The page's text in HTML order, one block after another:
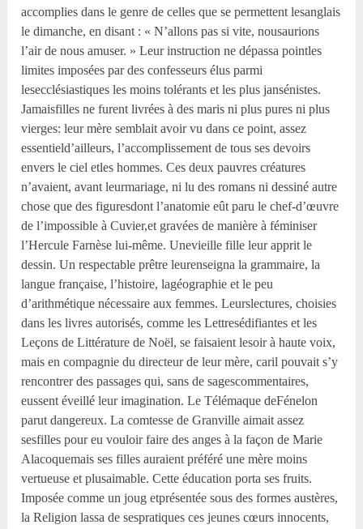
accomplies dans le genre de celles que se permettent lesanglais
le dimanche, en disant : « N’allons pas si vite, nousaurions
l’air de nous amuser. » Leur instruction ne dépassa pointles
limites imposées par des confesseurs élus parmi
lesecclésiastiques les moins tolérants et les plus jansénistes.
Jamaisfilles ne furent livrées à des maris ni plus pures ni plus
vierges: leur mère semblait avoir vu dans ce point, assez
essentield’ailleurs, l’accomplissement de tous ses devoirs
envers le ciel etles hommes. Ces deux pauvres créatures
n’avaient, avant leurmariage, ni lu des romans ni dessiné autre
chose que des figuresdont l’anatomie eût paru le chef-d’œuvre
de l’impossible à Cuvier,et gravées de manière à féminiser
l’Hercule Farnèse lui-même. Unevieille fille leur apprit le
dessin. Un respectable prêtre leurenseigna la grammaire, la
langue française, l’histoire, lagéographie et le peu
d’arithmétique nécessaire aux femmes. Leurslectures, choisies
dans les livres autorisés, comme les Lettresédifiantes et les
Leçons de Littérature de Noël, se faisaient lesoir à haute voix,
mais en compagnie du directeur de leur mère, caril pouvait s’y
rencontrer des passages qui, sans de sagescommentaires,
eussent éveillé leur imagination. Le Télémaque deFénelon
parut dangereux. La comtesse de Granville aimait assez
sesfilles pour eu vouloir faire des anges à la façon de Marie
Alacoquemais ses filles auraient préféré une mère moins
vertueuse et plusaimable. Cette éducation porta ses fruits.
Imposée comme un joug etprésentée sous des formes austères,
la Religion lassa de sespratiques ces jeunes cœurs innocents,